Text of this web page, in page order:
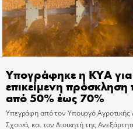
Υπογράφηκε η ΚΥΑ για
επικείμενη πρόσκληση
από 50% έως 70%
Υπεγράφη από τον Υπουργό
Σχοινά, και τον Διοικητή της